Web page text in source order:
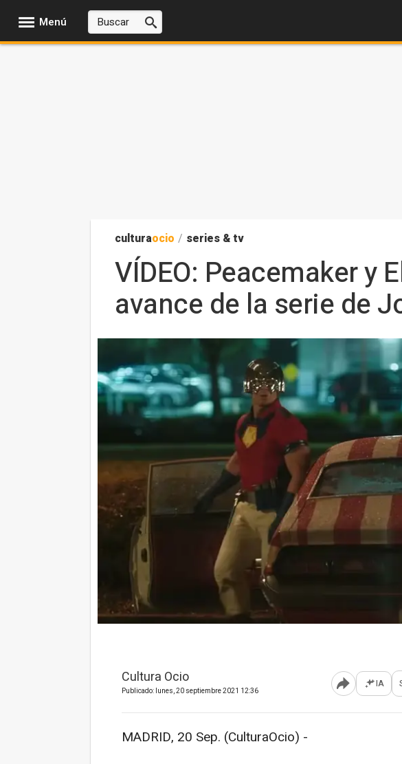
Menú
culturaocio / series & tv
VÍDEO: Peacemaker y
avance de la serie de
Cultura Ocio
Publicado: lunes, 20 septiembre 2021 12:36 Abrir IA
MADRID, 20 Sep. (CulturaOcio) -